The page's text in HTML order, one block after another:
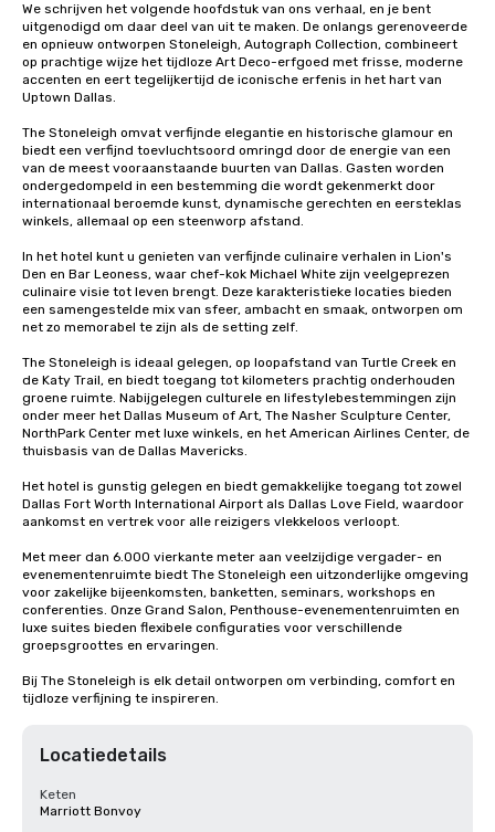
We schrijven het volgende hoofdstuk van ons verhaal, en je bent
uitgenodigd om daar deel van uit te maken. De onlangs gerenoveerde
en opnieuw ontworpen Stoneleigh, Autograph Collection, combineert
op prachtige wijze het tijdloze Art Deco-erfgoed met frisse, moderne
accenten en eert tegelijkertijd de iconische erfenis in het hart van
Uptown Dallas.
The Stoneleigh omvat verfijnde elegantie en historische glamour en
biedt een verfijnd toevluchtsoord omringd door de energie van een
van de meest vooraanstaande buurten van Dallas. Gasten worden
ondergedompeld in een bestemming die wordt gekenmerkt door
internationaal beroemde kunst, dynamische gerechten en eersteklas
winkels, allemaal op een steenworp afstand.
In het hotel kunt u genieten van verfijnde culinaire verhalen in Lion's
Den en Bar Leoness, waar chef-kok Michael White zijn veelgeprezen
culinaire visie tot leven brengt. Deze karakteristieke locaties bieden
een samengestelde mix van sfeer, ambacht en smaak, ontworpen om
net zo memorabel te zijn als de setting zelf.
The Stoneleigh is ideaal gelegen, op loopafstand van Turtle Creek en
de Katy Trail, en biedt toegang tot kilometers prachtig onderhouden
groene ruimte. Nabijgelegen culturele en lifestylebestemmingen zijn
onder meer het Dallas Museum of Art, The Nasher Sculpture Center,
NorthPark Center met luxe winkels, en het American Airlines Center, de
thuisbasis van de Dallas Mavericks.
Het hotel is gunstig gelegen en biedt gemakkelijke toegang tot zowel
Dallas Fort Worth International Airport als Dallas Love Field, waardoor
aankomst en vertrek voor alle reizigers vlekkeloos verloopt.
Met meer dan 6.000 vierkante meter aan veelzijdige vergader- en
evenementenruimte biedt The Stoneleigh een uitzonderlijke omgeving
voor zakelijke bijeenkomsten, banketten, seminars, workshops en
conferenties. Onze Grand Salon, Penthouse-evenementenruimten en
luxe suites bieden flexibele configuraties voor verschillende
groepsgroottes en ervaringen.
Bij The Stoneleigh is elk detail ontworpen om verbinding, comfort en
tijdloze verfijning te inspireren.
Locatiedetails
Keten
Marriott Bonvoy